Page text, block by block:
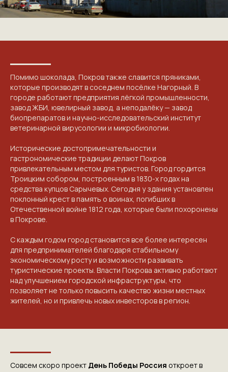
Помимо шоколада, Покров также славится пряниками,
которые производят в соседнем посёлке Нагорный. В
городе работают предприятия лёгкой промышленности,
завод ЖБИ, ювелирный завод, а неподалёку — завод
биопрепаратов и научно-исследовательский институт
ветеринарной вирусологии и микробиологии.
Исторические достопримечательности и
гастрономические традиции делают Покров
привлекательным местом для туристов. Город гордится
Троицким собором, построенным в 1830-х годах на
средства купцов Сарычевых. Сегодня у здания установлен
поклонный крест в память о воинах, погибших в
Отечественной войне 1812 года, которые были похоронены
в Покрове.
С каждым годом город становится все более интересен
для предпринимателей благодаря стабильному
экономическому росту и возможности развивать
туристические проекты. Власти Покрова активно работают
над улучшением городской инфраструктуры, что
позволяет не только повысить качество жизни местных
жителей, но и привлечь новых инвесторов в регион.
Совсем скоро проект День Победы Россия откроет в